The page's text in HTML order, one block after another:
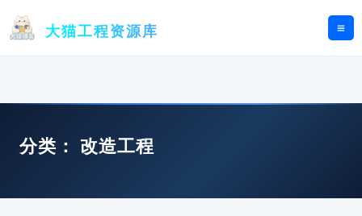
大猫工程资源库
分类： 改造工程